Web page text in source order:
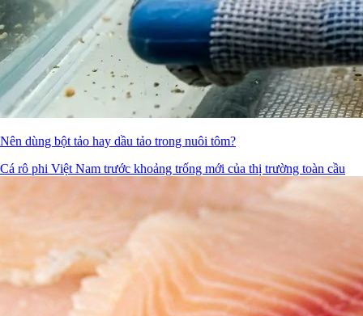
Nên dùng bột tảo hay dầu tảo trong nuôi tôm?
Cá rô phi Việt Nam trước khoảng trống mới của thị trường toàn cầu